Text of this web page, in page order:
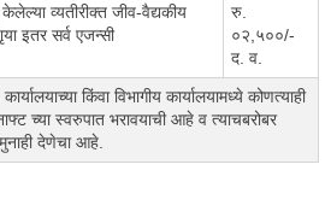
व्यतीरीक्त जीव-वैद्यकीय
इतर सर्व एजन्सी
रु.
०२,५००/-
द. व.
किंवा विभागीय कार्यालयामध्ये कोणत्याही
च्या स्वरुपात भरावयाची आहे व त्याचबरोबर
देणेचा आहे.